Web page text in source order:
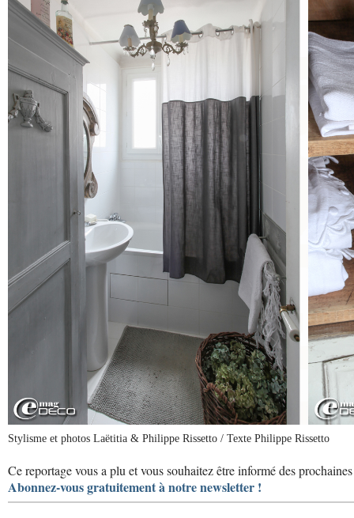
Stylisme et photos Laëtitia & Philippe Rissetto / Texte Philippe Rissetto
Ce reportage vous a plu et vous souhaitez être informé des
Abonnez-vous gratuitement à notre newsletter !